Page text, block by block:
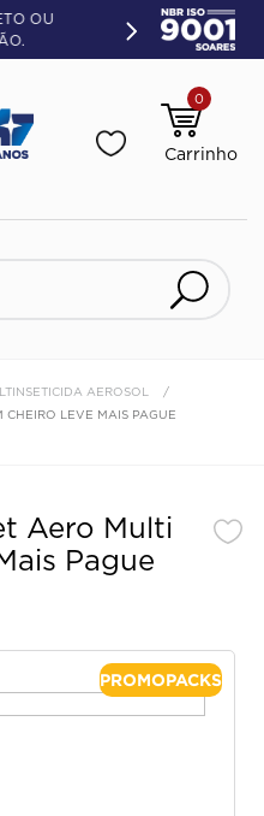
OU
0
AEROSOL
CHEIRO LEVE MAIS PAGUE
Aero Multi
Pague
PROMOPACKS